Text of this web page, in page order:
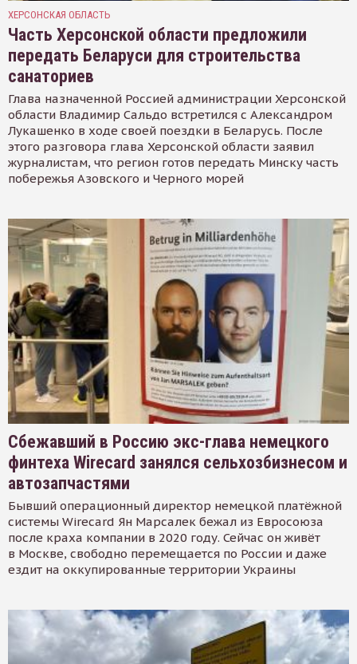
ХЕРСОНСКАЯ ОБЛАСТЬ
Часть Херсонской области предложили
передать Беларуси для строительства
санаториев
Глава назначенной Россией администрации Херсонской
области Владимир Сальдо встретился с Александром
Лукашенко в ходе своей поездки в Беларусь. После
этого разговора глава Херсонской области заявил
журналистам, что регион готов передать Минску часть
побережья Азовского и Черного морей
Сбежавший в Россию экс-глава немецкого
финтеха Wirecard занялся сельхозбизнесом и
автозапчастями
Бывший операционный директор немецкой платёжной
системы Wirecard Ян Марсалек бежал из Евросоюза
после краха компании в 2020 году. Сейчас он живёт
в Москве, свободно перемещается по России и даже
ездит на оккупированные территории Украины